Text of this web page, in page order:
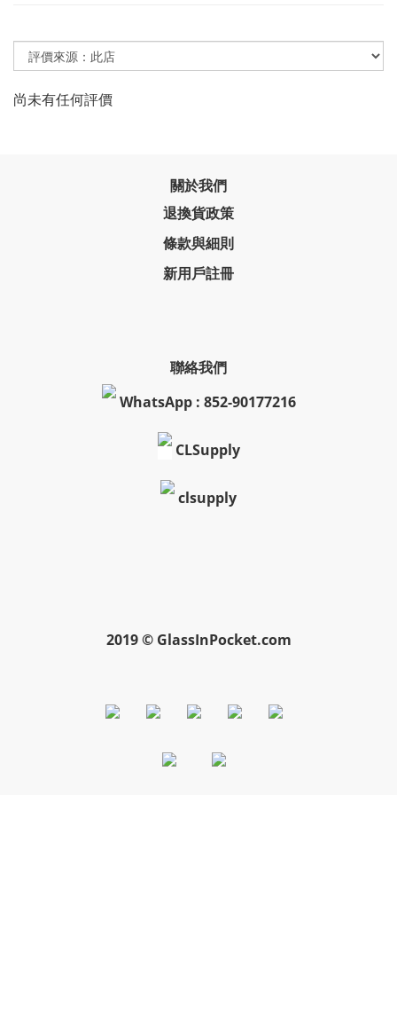
尚未有任何評價
關於我們
退換貨政策
條款與細則
新用戶註冊
聯絡我們
WhatsApp : 852-90177216
CLSupply
clsupply
2019 © GlassInPocket.com